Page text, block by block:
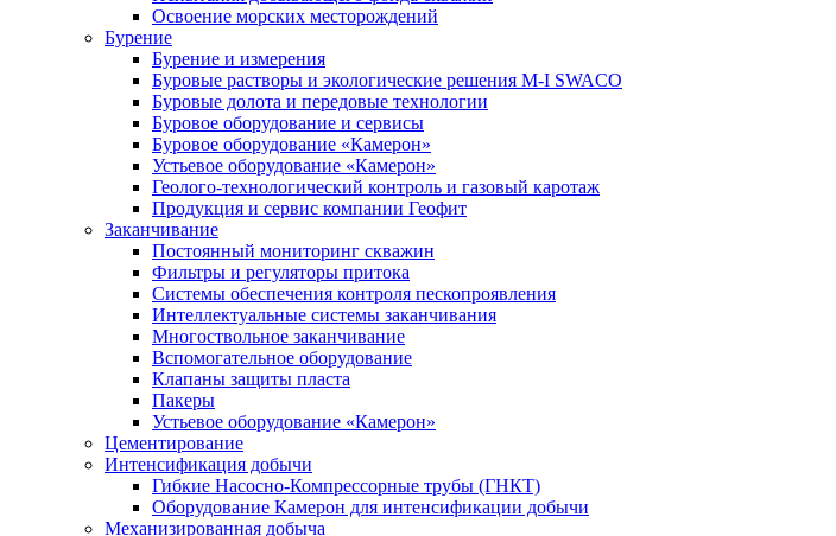
Освоение морских месторождений
Бурение
Бурение и измерения
Буровые растворы и экологические решения M-I SWACO
Буровые долота и передовые технологии
Буровое оборудование и сервисы
Буровое оборудование «Камерон»
Устьевое оборудование «Камерон»
Геолого-технологический контроль и газовый каротаж
Продукция и сервис компании Геофит
Заканчивание
Постоянный мониторинг скважин
Фильтры и регуляторы притока
Cистемы обеспечения контроля пескопроявления
Интеллектуальные системы заканчивания
Многоствольное заканчивание
Вспомогательное оборудование
Клапаны защиты пласта
Пакеры
Устьевое оборудование «Камерон»
Цементирование
Интенсификация добычи
Гибкие Насосно-Компрессорные трубы (ГНКТ)
Оборудование Камерон для интенсификации добычи
Механизированная добыча